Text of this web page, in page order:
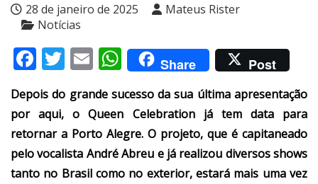
28 de janeiro de 2025
Mateus Rister
Notícias
Facebook
Twitter
EmailWhatsApp
Share Post
Depois do grande sucesso da sua última apresentação
por aqui, o Queen Celebration já tem data para
retornar a Porto Alegre. O projeto, que é capitaneado
pelo vocalista André Abreu e já realizou diversos shows
tanto no Brasil como no exterior, estará mais uma vez